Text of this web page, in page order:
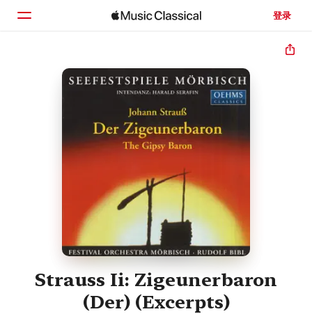
登录
主页
Strauss Ii: Zigeunerbaron
(Der) (Excerpts)